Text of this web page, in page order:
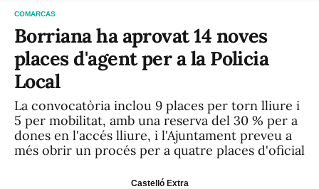
COMARCAS
Borriana ha aprovat 14 noves
places d'agent per a la Policia
Local
La convocatòria inclou 9 places per torn lliure i
5 per mobilitat, amb una reserva del 30 % per a
dones en l'accés lliure, i l'Ajuntament preveu a
més obrir un procés per a quatre places d'oficial
Castelló Extra